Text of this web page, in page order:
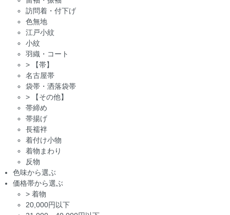
訪問着・付下げ
色無地
江戸小紋
小紋
羽織・コート
>
【帯】
名古屋帯
袋帯・洒落袋帯
>
【その他】
帯締め
帯揚げ
長襦袢
着付け小物
着物まわり
反物
色味から選ぶ
価格帯から選ぶ
> 着物
20,000円以下